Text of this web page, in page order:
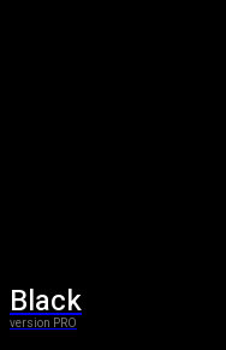
Black
version PRO